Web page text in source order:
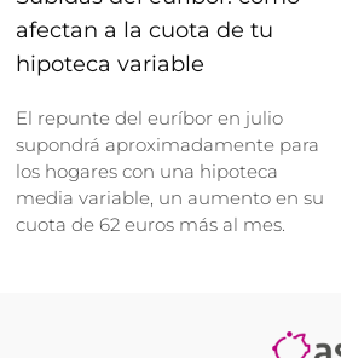
afectan a la cuota de tu
hipoteca variable
El repunte del euríbor en julio
supondrá aproximadamente para
los hogares con una hipoteca
media variable, un aumento en su
cuota de 62 euros más al mes.